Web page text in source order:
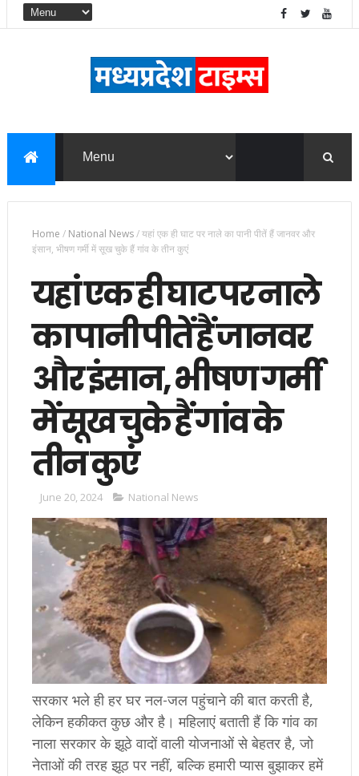
Home / National News/यहां एक ही घाट पर नाले का पानी पीतें हैं जानवर और
इंसान, भीषण गर्मी में सूख चुके हैं गांव के तीन कुएं
यहां एक ही घाट पर नाले
का पानी पीतें हैं जानवर
और इंसान, भीषण गर्मी
में सूख चुके हैं गांव के
तीन कुएं
June 20, 2024 National News
सरकार भले ही हर घर नल-जल पहुंचाने की बात करती है,
लेकिन हकीकत कुछ और है। महिलाएं बताती हैं कि गांव का
नाला सरकार के झूठे वादों वाली योजनाओं से बेहतर है, जो
नेताओं की तरह झूठ पर नहीं, बल्कि हमारी प्यास बुझाकर हमें